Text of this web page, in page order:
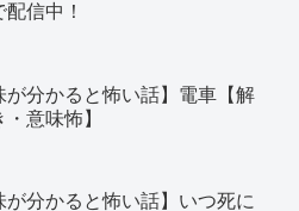
信中！
が分かると怖い話】電車【解
意味怖】
が分かると怖い話】いつ死に